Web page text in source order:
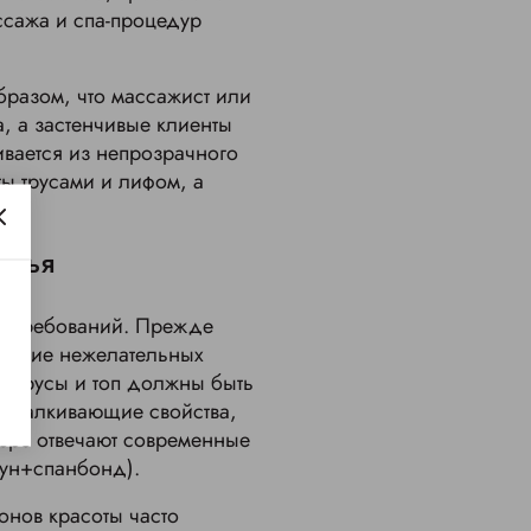
и спа-процедур
что массажист или
а застенчивые клиенты
из непрозрачного
трусами и лифом, а
требований. Прежде
нежелательных
трусы и топ должны быть
свойства,
отвечают современные
красоты часто